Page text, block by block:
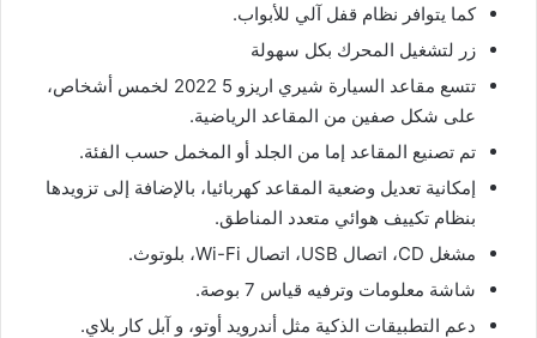
كما يتوافر نظام قفل آلي للأبواب.
زر لتشغيل المحرك بكل سهولة
تتسع مقاعد السيارة شيري اريزو 5 2022 لخمس أشخاص،
على شكل صفين من المقاعد الرياضية.
تم تصنيع المقاعد إما من الجلد أو المخمل حسب الفئة.
إمكانية تعديل وضعية المقاعد كهربائيا، بالإضافة إلى تزويدها
بنظام تكييف هوائي متعدد المناطق.
مشغل CD، اتصال USB، اتصال Wi-Fi، بلوتوث.
شاشة معلومات وترفيه قياس 7 بوصة.
دعم التطبيقات الذكية مثل أندرويد أوتو، و آبل كار بلاي.